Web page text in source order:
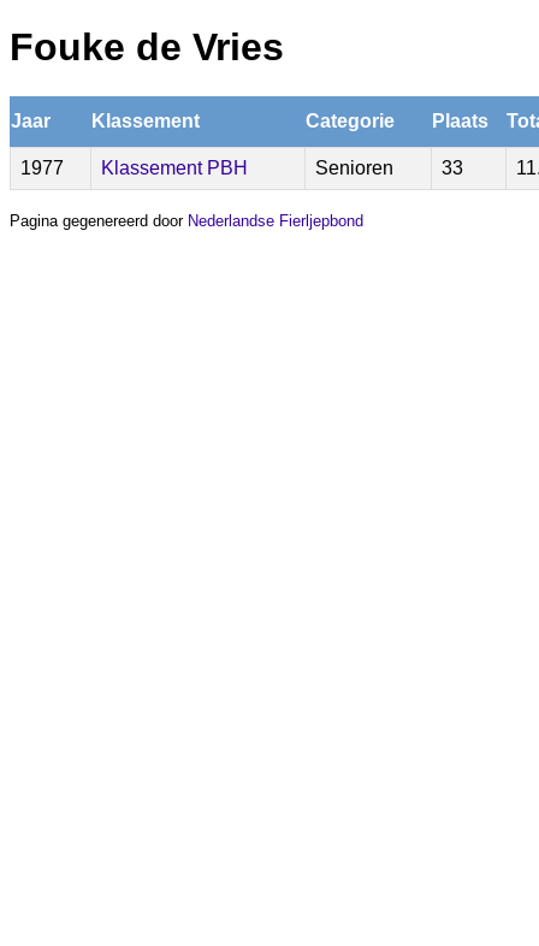
Fouke de Vries
Jaar Klassement Categorie Plaats
1977 Klassement PBH Senioren 33
Pagina gegenereerd door Nederlandse Fierljepbond